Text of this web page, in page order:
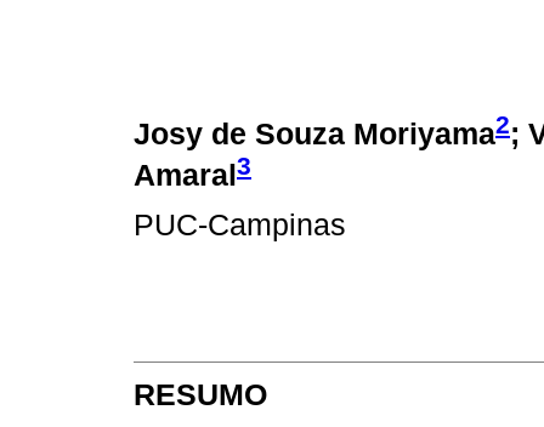
Josy de Souza Moriyama2;
Amaral 3
PUC-Campinas
RESUMO